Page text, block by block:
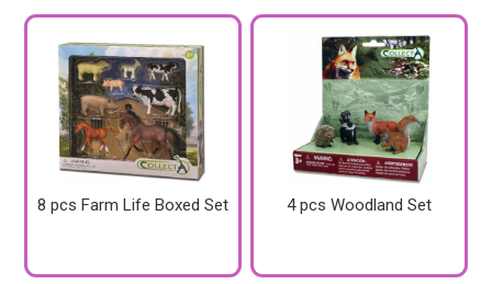
8 pcs Farm Life Boxed Set 4 pcs Woodland Set